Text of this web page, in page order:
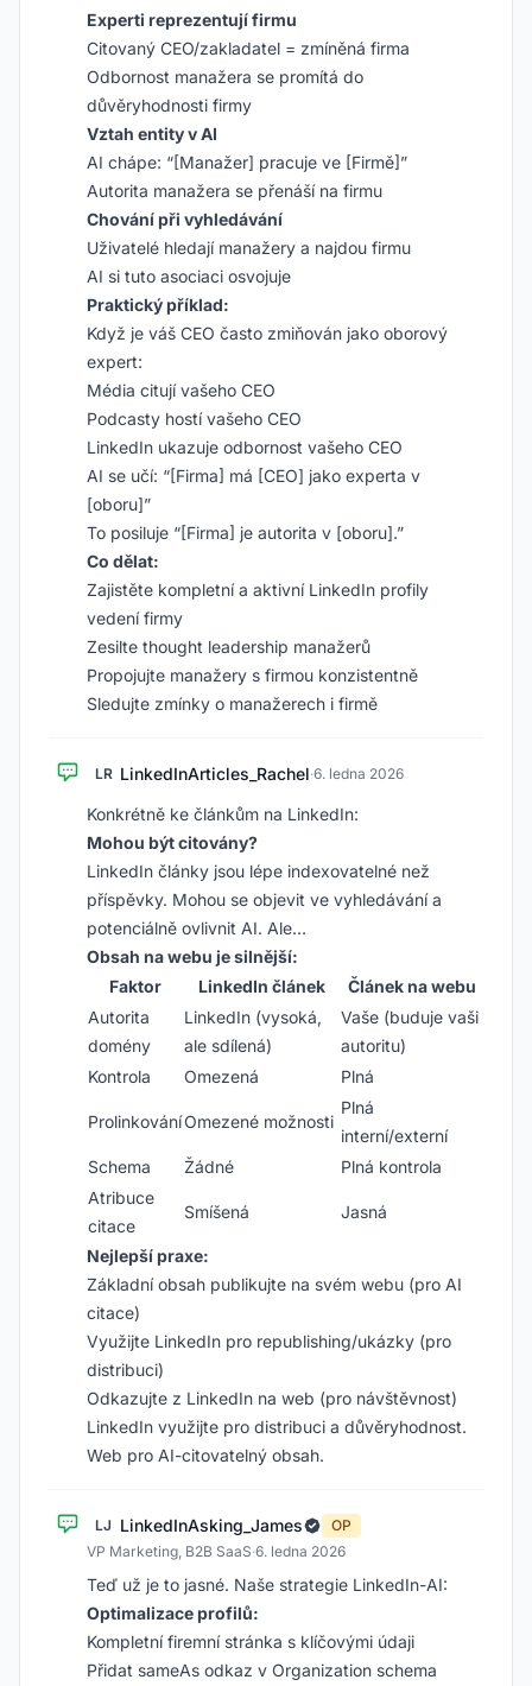
Experti reprezentují firmu
Citovaný CEO/zakladatel = zmíněná firma
Odbornost manažera se promítá do
důvěryhodnosti firmy
Vztah entity v AI
AI chápe: “[Manažer] pracuje ve [Firmě]”
Autorita manažera se přenáší na firmu
Chování při vyhledávání
Uživatelé hledají manažery a najdou firmu
AI si tuto asociaci osvojuje
Praktický příklad:
Když je váš CEO často zmiňován jako oborový
expert:
Média citují vašeho CEO
Podcasty hostí vašeho CEO
LinkedIn ukazuje odbornost vašeho CEO
AI se učí: “[Firma] má [CEO] jako experta v
[oboru]”
To posiluje “[Firma] je autorita v [oboru].”
Co dělat:
Zajistěte kompletní a aktivní LinkedIn profily
vedení firmy
Zesilte thought leadership manažerů
Propojujte manažery s firmou konzistentně
Sledujte zmínky o manažerech i firmě
LR LinkedInArticles_Rachel·6. ledna 2026
Konkrétně ke článkům na LinkedIn:
Mohou být citovány?
LinkedIn články jsou lépe indexovatelné než
příspěvky. Mohou se objevit ve vyhledávání a
potenciálně ovlivnit AI. Ale…
Obsah na webu je silnější:
Faktor
LinkedIn článek
Článek na webu
Autorita
domény
LinkedIn (vysoká,
ale sdílená)
Vaše (buduje vaši
autoritu)
Kontrola
Omezená Plná
ProlinkováníOmezené možnosti
Plná
interní/externí
Schema
Žádné
Plná kontrola
Atribuce
citace
Smíšená Jasná
Nejlepší praxe:
Základní obsah publikujte na svém webu (pro AI
citace)
Využijte LinkedIn pro republishing/ukázky (pro
distribuci)
Odkazujte z LinkedIn na web (pro návštěvnost)
LinkedIn využijte pro distribuci a důvěryhodnost.
Web pro AI-citovatelný obsah.
LJ LinkedInAsking_James
OP
VP Marketing, B2B SaaS·6. ledna 2026
Teď už je to jasné. Naše strategie LinkedIn-AI:
Optimalizace profilů:
Kompletní firemní stránka s klíčovými údaji
Přidat sameAs odkaz v Organization schema